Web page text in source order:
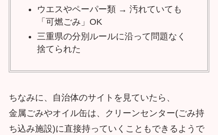
ウエスやペーパー類 → 汚れていても
「可燃ごみ」OK
三重県の分別ルールに沿って問題なく
捨てられた
ちなみに、自治体のサイトを見ていたら、
金属ごみやオイル缶は、クリーンセンター(ごみ持
ち込み施設)に直接持っていくこともできるようで